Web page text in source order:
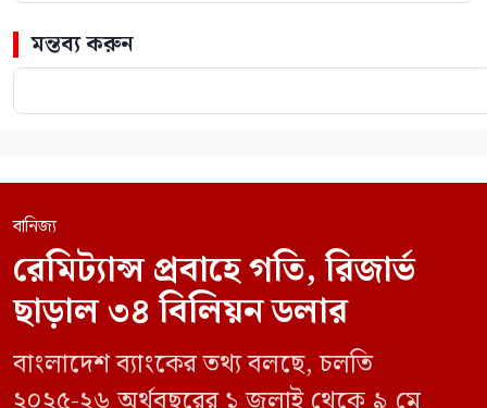
মন্তব্য করুন
বানিজ্য
রেমিট্যান্স প্রবাহে গতি, রিজার্ভ
ছাড়াল ৩৪ বিলিয়ন ডলার
বাংলাদেশ ব্যাংকের তথ্য বলছে, চলতি